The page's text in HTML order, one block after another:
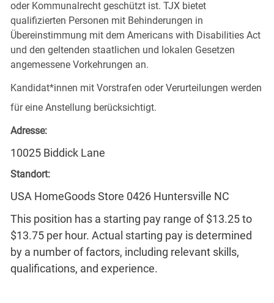
oder Kommunalrecht geschützt ist. TJX bietet
qualifizierten Personen mit Behinderungen in
Übereinstimmung mit dem Americans with Disabilities Act
und den geltenden staatlichen und lokalen Gesetzen
angemessene Vorkehrungen an.
Kandidat*innen mit Vorstrafen oder Verurteilungen werden
für eine Anstellung berücksichtigt.
Adresse:
10025 Biddick Lane
Standort:
USA HomeGoods Store 0426 Huntersville NC
This position has a starting pay range of $13.25 to
$13.75 per hour. Actual starting pay is determined
by a number of factors, including relevant skills,
qualifications, and experience.